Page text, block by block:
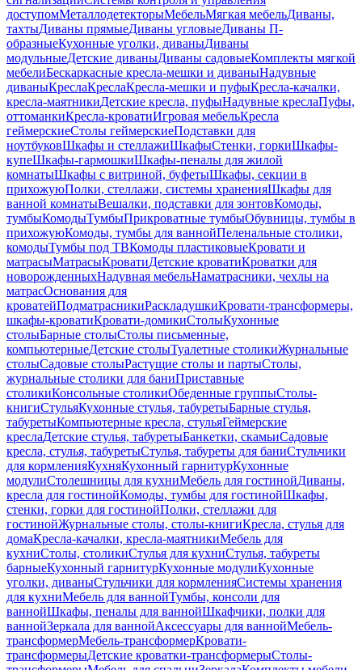
доступомМеталлодетекторыМебельМягкая мебельДиваны,
тахтыДиваны прямыеДиваны угловыеДиваны П-
образныеКухонные уголки, диваныДиваны
модульныеДетские диваныДиваны садовыеКомплекты мягкой
мебелиБескаркасные кресла-мешки и диваныНадувные
диваныКреслаКреслаКресла-мешки и пуфыКресла-качалки,
кресла-маятникиДетские кресла, пуфыНадувные креслаПуфы,
оттоманкиКресла-кроватиИгровая мебельКресла
геймерскиеСтолы геймерскиеПодставки для
ноутбуковШкафы и стеллажиШкафыСтенки, горкиШкафы-
купеШкафы-гармошкиШкафы-пеналы для жилой
комнатыШкафы с витриной, буфетыШкафы, секции в
прихожуюПолки, стеллажи, системы храненияШкафы для
ванной комнатыВешалки, подставки для зонтовКомоды,
тумбыКомодыТумбыПрикроватные тумбыОбувницы, тумбы в
прихожуюКомоды, тумбы для ваннойПеленальные столики,
комодыТумбы под ТВКомоды пластиковыеКровати и
матрасыМатрасыКроватиДетские кроватиКроватки для
новорожденныхНадувная мебельНаматрасники, чехлы на
матрасОснования для
кроватейПодматрасникиРаскладушкиКровати-трансформеры,
шкафы-кроватиКровати-домикиСтолыКухонные
столыБарные столыСтолы письменные,
компьютерныеДетские столыТуалетные столикиЖурнальные
столыСадовые столыРастущие столы и партыСтолы,
журнальные столики для баниПриставные
столикиКонсольные столикиОбеденные группыСтолы-
книгиСтульяКухонные стулья, табуретыБарные стулья,
табуретыКомпьютерные кресла, стульяГеймерские
креслаДетские стулья, табуретыБанкетки, скамьиСадовые
кресла, стулья, табуретыСтулья, табуреты для баниСтульчики
для кормленияКухняКухонный гарнитурКухонные
модулиСтолешницы для кухниМебель для гостинойДиваны,
кресла для гостинойКомоды, тумбы для гостинойШкафы,
стенки, горки для гостинойПолки, стеллажи для
гостинойЖурнальные столы, столы-книгиКресла, стулья для
домаКресла-качалки, кресла-маятникиМебель для
кухниСтолы, столикиСтулья для кухниСтулья, табуреты
барныеКухонный гарнитурКухонные модулиКухонные
уголки, диваныСтульчики для кормленияСистемы хранения
для кухниМебель для ваннойТумбы, консоли для
ваннойШкафы, пеналы для ваннойШкафчики, полки для
ваннойЗеркала для ваннойАксессуары для ваннойМебель-
трансформерМебель-трансформерКровати-
трансформерыДетские кроватки-трансформерыСтолы-